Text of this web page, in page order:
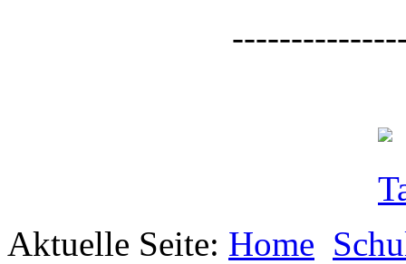
Aktuelle Seite: Home